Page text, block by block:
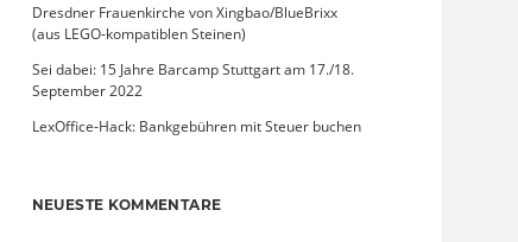
Dresdner Frauenkirche von Xingbao/BlueBrixx
(aus LEGO-kompatiblen Steinen)
Sei dabei: 15 Jahre Barcamp Stuttgart am 17./18.
September 2022
LexOffice-Hack: Bankgebühren mit Steuer buchen
NEUESTE KOMMENTARE